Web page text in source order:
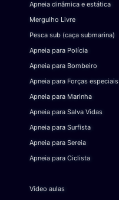
Apneia dinâmica e estática
Mergulho Livre
Pesca sub (caça submarina)
Apneia para Polícia
Apneia para Bombeiro
Apneia para Forças especiais
Apneia para Marinha
Apneia para Salva Vidas
Apneia para Surfista
Apneia para Sereia
Apneia para Ciclista
Vídeo aulas